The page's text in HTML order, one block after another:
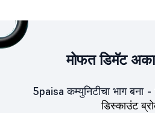
मोफत डिमॅट
5paisa कम्युनिटीचा भाग बना -
डिस्काउंट